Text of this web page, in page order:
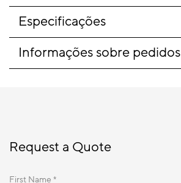
Especificações
Informações sobre pedidos
Request a Quote
First Name *